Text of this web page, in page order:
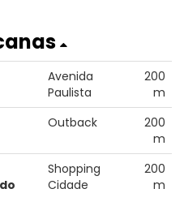
Avenida
Paulista
200
m
Outback
200
m
Shopping
Cidade
200
m